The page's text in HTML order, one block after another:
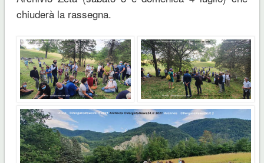
chiuderà la rassegna.